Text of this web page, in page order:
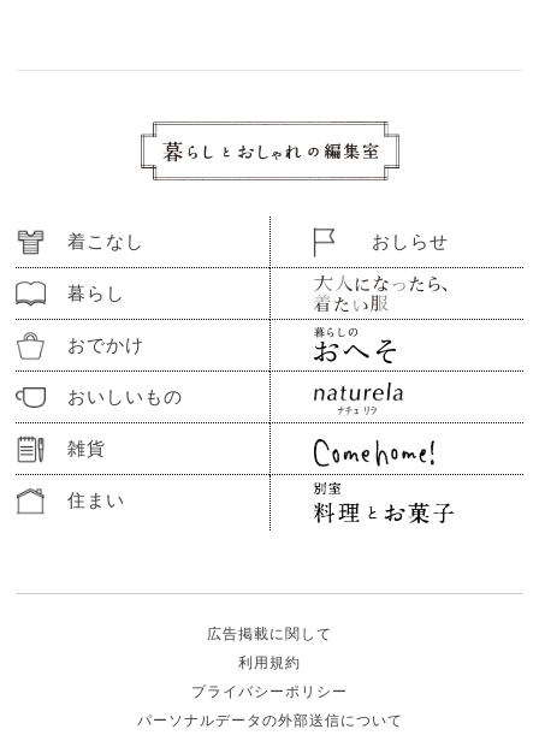
着こなし
暮らし
おでかけ
おいしいもの
雑貨
住まい
おしらせ
広告掲載に関して
利用規約
プライバシーポリシー
パーソナルデータの外部送信について